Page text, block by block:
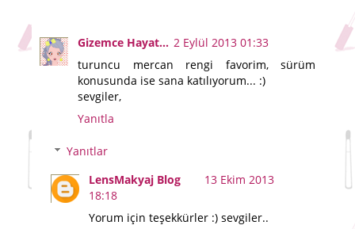
Gizemce Hayat... 2 Eylül 2013 01:33
turuncu mercan rengi favorim, sürüm
konusunda ise sana katılıyorum... :)
sevgiler,
Yanıtla
Yanıtlar
LensMakyaj Blog
13 Ekim 2013
18:18
Yorum için teşekkürler :) sevgiler..